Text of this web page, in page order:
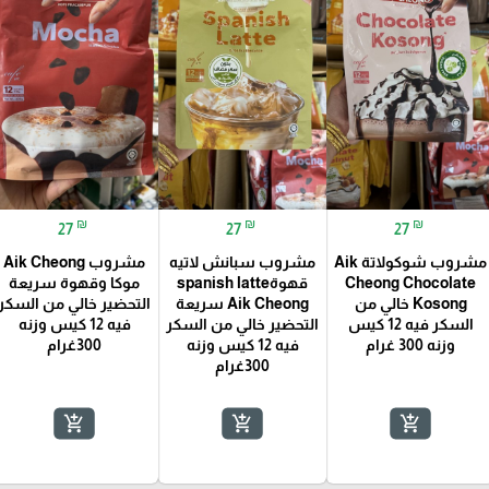
27 ₪
مشروب شوكولاتة Aik
Cheong Chocolate
Kosong خالي من
السكر فيه 12 كيس
وزنه 300 غرام
add_shopping_cart
27 ₪
مشروب سبانش لاتيه
قهوةspanish latte
Aik Cheong سريعة
التحضير خالي من السكر
فيه 12 كيس وزنه
300غرام
add_shopping_cart
27 ₪
مشروب Aik Cheong
موكا وقهوة سريعة
التحضير خالي من السكر
فيه 12 كيس وزنه
300غرام
add_shopping_cart